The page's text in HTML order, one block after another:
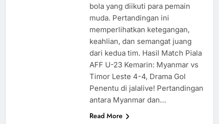
bola yang diikuti para pemain
muda. Pertandingan ini
memperlihatkan ketegangan,
keahlian, dan semangat juang
dari kedua tim. Hasil Match Piala
AFF U-23 Kemarin: Myanmar vs
Timor Leste 4-4, Drama Gol
Penentu di jalalive! Pertandingan
antara Myanmar dan…
Read More